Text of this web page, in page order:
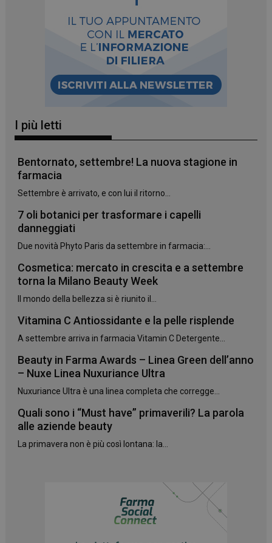
I più letti
Bentornato, settembre! La nuova stagione in
farmacia
Settembre è arrivato, e con lui il ritorno...
7 oli botanici per trasformare i capelli
danneggiati
Due novità Phyto Paris da settembre in farmacia:...
Cosmetica: mercato in crescita e a settembre
torna la Milano Beauty Week
Il mondo della bellezza si è riunito il...
Vitamina C Antiossidante e la pelle risplende
A settembre arriva in farmacia Vitamin C Detergente...
Beauty in Farma Awards – Linea Green dell’anno
– Nuxe Linea Nuxuriance Ultra
Nuxuriance Ultra è una linea completa che corregge...
Quali sono i “Must have” primaverili? La parola
alle aziende beauty
La primavera non è più così lontana: la...
_ga_YJ0035S3E9 .panoramacosmetico.it
www.panoramacosmetico.it
settimane